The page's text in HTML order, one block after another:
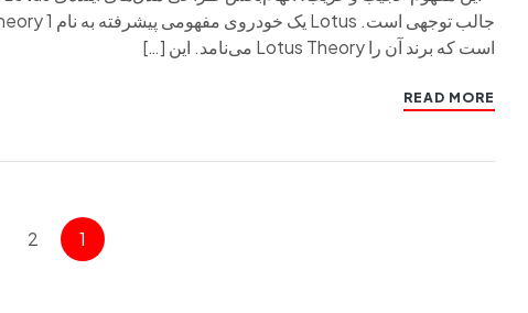
است که برند آن را Lotus Theory می‌نامد. این […]
READ MORE
1
2